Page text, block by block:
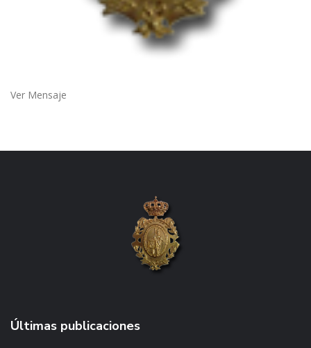
Ver Mensaje
Últimas publicaciones